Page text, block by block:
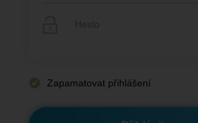
Zapamatovat přihlášení